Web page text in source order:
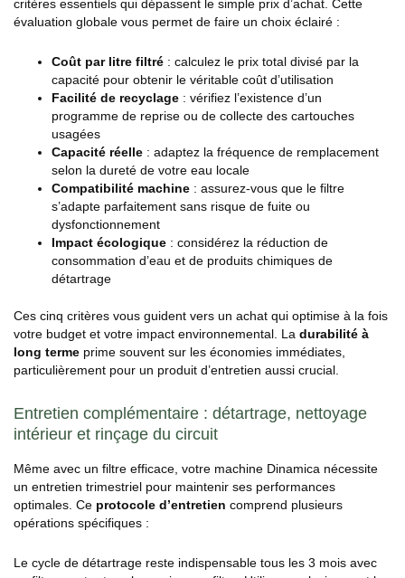
critères essentiels qui dépassent le simple prix d’achat. Cette
évaluation globale vous permet de faire un choix éclairé :
Coût par litre filtré : calculez le prix total divisé par la
capacité pour obtenir le véritable coût d’utilisation
Facilité de recyclage : vérifiez l’existence d’un
programme de reprise ou de collecte des cartouches
usagées
Capacité réelle : adaptez la fréquence de remplacement
selon la dureté de votre eau locale
Compatibilité machine : assurez-vous que le filtre
s’adapte parfaitement sans risque de fuite ou
dysfonctionnement
Impact écologique : considérez la réduction de
consommation d’eau et de produits chimiques de
détartrage
Ces cinq critères vous guident vers un achat qui optimise à la fois
votre budget et votre impact environnemental. La durabilité à
long terme prime souvent sur les économies immédiates,
particulièrement pour un produit d’entretien aussi crucial.
Entretien complémentaire : détartrage, nettoyage
intérieur et rinçage du circuit
Même avec un filtre efficace, votre machine Dinamica nécessite
un entretien trimestriel pour maintenir ses performances
optimales. Ce protocole d’entretien comprend plusieurs
opérations spécifiques :
Le cycle de détartrage reste indispensable tous les 3 mois avec